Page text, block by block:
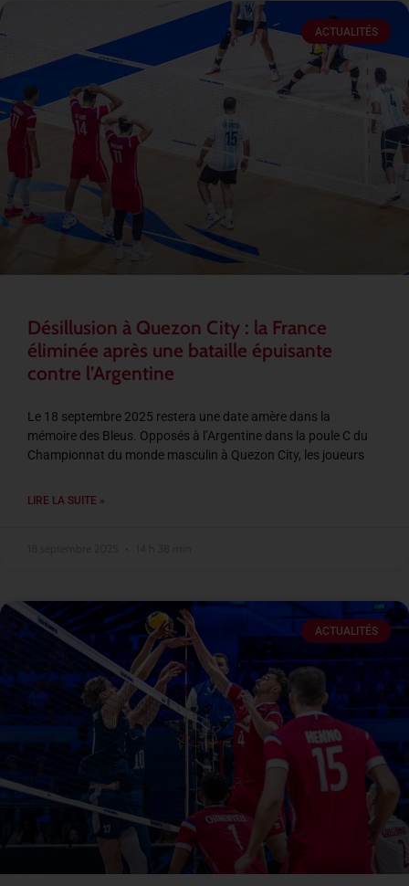
ACTUALITÉS
Désillusion à Quezon City : la France
éliminée après une bataille épuisante
contre l’Argentine
Le 18 septembre 2025 restera une date amère dans la
mémoire des Bleus. Opposés à l’Argentine dans la poule C du
Championnat du monde masculin à Quezon City, les joueurs
LIRE LA SUITE »
ACTUALITÉS